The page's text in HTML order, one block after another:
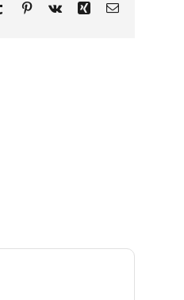
TumblrPinterestVk Xing Email